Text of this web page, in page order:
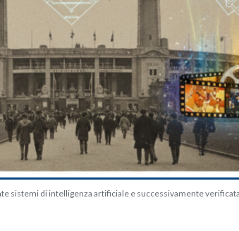
sistemi di intelligenza artificiale e successivamente